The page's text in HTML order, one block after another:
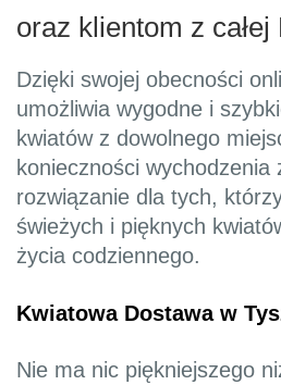
oraz klientom z całej
Dzięki swojej obecności
umożliwia wygodne i
kwiatów z dowolnego
konieczności wychodzenia
rozwiązanie dla tych,
świeżych i pięknych
życia codziennego.
Kwiatowa Dostawa w
Nie ma nic piękniejszego